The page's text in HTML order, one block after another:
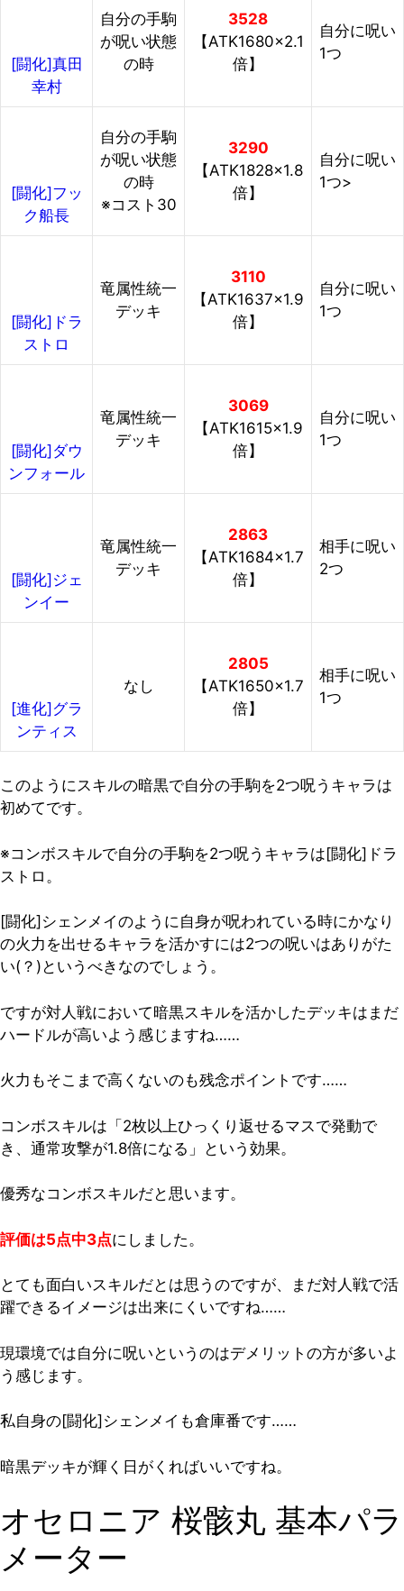
[闘化]真田
幸村
自分の手駒
が呪い状態
の時
3528
【ATK1680×2.1
倍】
自分に呪い
1つ
[闘化]フッ
ク船長
自分の手駒
が呪い状態
の時
※コスト30
3290
【ATK1828×1.8
倍】
自分に呪い
1つ>
[闘化]ドラ
ストロ
竜属性統一
デッキ
3110
【ATK1637×1.9
倍】
自分に呪い
1つ
[闘化]ダウ
ンフォール
竜属性統一
デッキ
3069
【ATK1615×1.9
倍】
自分に呪い
1つ
[闘化]ジェ
ンイー
竜属性統一
デッキ
2863
【ATK1684×1.7
倍】
相手に呪い
2つ
[進化]グラ
ンティス
なし
2805
【ATK1650×1.7
倍】
相手に呪い
1つ
このようにスキルの暗黒で自分の手駒を2つ呪うキャラは
初めてです。
※コンボスキルで自分の手駒を2つ呪うキャラは[闘化]ドラ
ストロ。
[闘化]シェンメイのように自身が呪われている時にかなり
の火力を出せるキャラを活かすには2つの呪いはありがた
い(？)というべきなのでしょう。
ですが対人戦において暗黒スキルを活かしたデッキはまだ
ハードルが高いよう感じますね……
火力もそこまで高くないのも残念ポイントです……
コンボスキルは「2枚以上ひっくり返せるマスで発動で
き、通常攻撃が1.8倍になる」という効果。
優秀なコンボスキルだと思います。
評価は5点中3点にしました。
とても面白いスキルだとは思うのですが、まだ対人戦で活
躍できるイメージは出来にくいですね……
現環境では自分に呪いというのはデメリットの方が多いよ
う感じます。
私自身の[闘化]シェンメイも倉庫番です……
暗黒デッキが輝く日がくればいいですね。
オセロニア 桜骸丸 基本パラ
メーター